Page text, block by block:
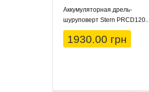
Аккумуляторная дрель-
шуруповерт Stern PRCD120..
1930.00 грн